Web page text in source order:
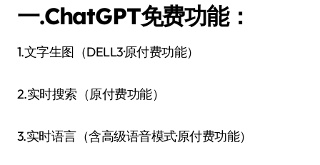
一.ChatGPT免费功能：
1.文字生图（DELL3·原付费功能）
2.实时搜索（原付费功能）
3.实时语言（含高级语音模式·原付费功能）